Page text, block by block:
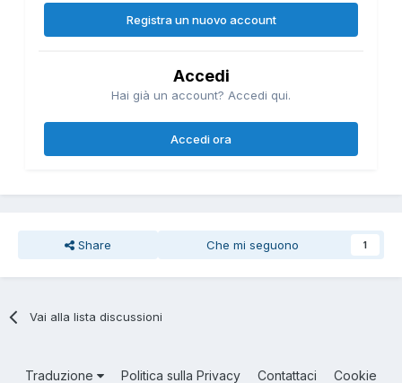
Registra un nuovo account
Accedi
Hai già un account? Accedi qui.
Accedi ora
Share Che mi seguono 1
Vai alla lista discussioni
Traduzione Politica sulla Privacy Contattaci Cookie